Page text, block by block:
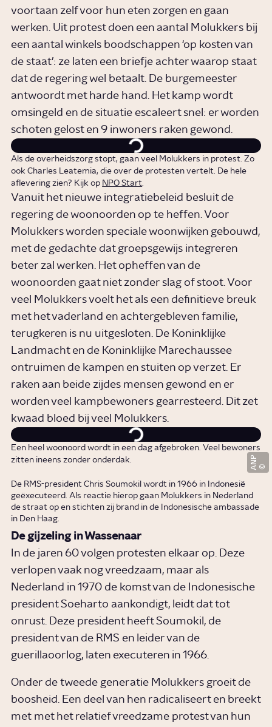
voortaan zelf voor hun eten zorgen en gaan
werken. Uit protest doen een aantal Molukkers bij
een aantal winkels boodschappen ‘op kosten van
de staat’: ze laten een briefje achter waarop staat
dat de regering wel betaalt. De burgemeester
antwoordt met harde hand. Het kamp wordt
omsingeld en de situatie escaleert snel: er worden
schoten gelost en 9 inwoners raken gewond.
Als de overheidszorg stopt, gaan veel Molukkers in protest. Zo
ook Charles Leatemia, die over de protesten vertelt. De hele
aflevering zien? Kijk op NPO Start.
Vanuit het nieuwe integratiebeleid besluit de
regering de woonoorden op te heffen. Voor
Molukkers worden speciale woonwijken gebouwd,
met de gedachte dat groepsgewijs integreren
beter zal werken. Het opheffen van de
woonoorden gaat niet zonder slag of stoot. Voor
veel Molukkers voelt het als een definitieve breuk
met het vaderland en achtergebleven familie,
terugkeren is nu uitgesloten. De Koninklijke
Landmacht en de Koninklijke Marechaussee
ontruimen de kampen en stuiten op verzet. Er
raken aan beide zijdes mensen gewond en er
worden veel kampbewoners gearresteerd. Dit zet
kwaad bloed bij veel Molukkers.
Een heel woonoord wordt in een dag afgebroken. Veel bewoners
zitten ineens zonder onderdak.
ANP
De RMS-president Chris Soumokil wordt in 1966 in Indonesië
geëxecuteerd. Als reactie hierop gaan Molukkers in Nederland
de straat op en stichten zij brand in de Indonesische ambassade
in Den Haag.
De gijzeling in Wassenaar
In de jaren 60 volgen protesten elkaar op. Deze
verlopen vaak nog vreedzaam, maar als
Nederland in 1970 de komst van de Indonesische
president Soeharto aankondigt, leidt dat tot
onrust. Deze president heeft Soumokil, de
president van de RMS en leider van de
guerillaoorlog, laten executeren in 1966.
Onder de tweede generatie Molukkers groeit de
boosheid. Een deel van hen radicaliseert en breekt
met met het relatief vreedzame protest van hun